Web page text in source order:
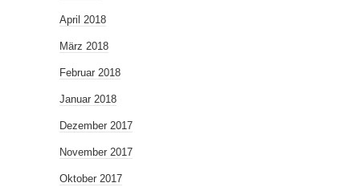
April 2018
März 2018
Februar 2018
Januar 2018
Dezember 2017
November 2017
Oktober 2017